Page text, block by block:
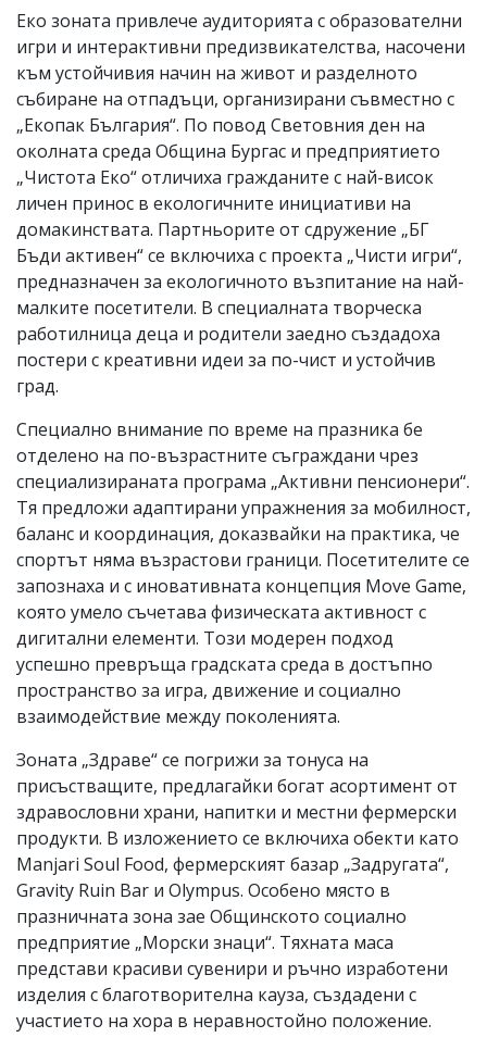
Еко зоната привлече аудиторията с образователни
игри и интерактивни предизвикателства, насочени
към устойчивия начин на живот и разделното
събиране на отпадъци, организирани съвместно с
„Екопак България“. По повод Световния ден на
околната среда Община Бургас и предприятието
„Чистота Еко“ отличиха гражданите с най-висок
личен принос в екологичните инициативи на
домакинствата. Партньорите от сдружение „БГ
Бъди активен“ се включиха с проекта „Чисти игри“,
предназначен за екологичното възпитание на най-
малките посетители. В специалната творческа
работилница деца и родители заедно създадоха
постери с креативни идеи за по-чист и устойчив
град.
Специално внимание по време на празника бе
отделено на по-възрастните съграждани чрез
специализираната програма „Активни пенсионери“.
Тя предложи адаптирани упражнения за мобилност,
баланс и координация, доказвайки на практика, че
спортът няма възрастови граници. Посетителите се
запознаха и с иновативната концепция Move Game,
която умело съчетава физическата активност с
дигитални елементи. Този модерен подход
успешно превръща градската среда в достъпно
пространство за игра, движение и социално
взаимодействие между поколенията.
Зоната „Здраве“ се погрижи за тонуса на
присъстващите, предлагайки богат асортимент от
здравословни храни, напитки и местни фермерски
продукти. В изложението се включиха обекти като
Manjari Soul Food, фермерският базар „Задругата“,
Gravity Ruin Bar и Olympus. Особено място в
празничната зона зае Общинското социално
предприятие „Морски знаци“. Тяхната маса
представи красиви сувенири и ръчно изработени
изделия с благотворителна кауза, създадени с
участието на хора в неравностойно положение.